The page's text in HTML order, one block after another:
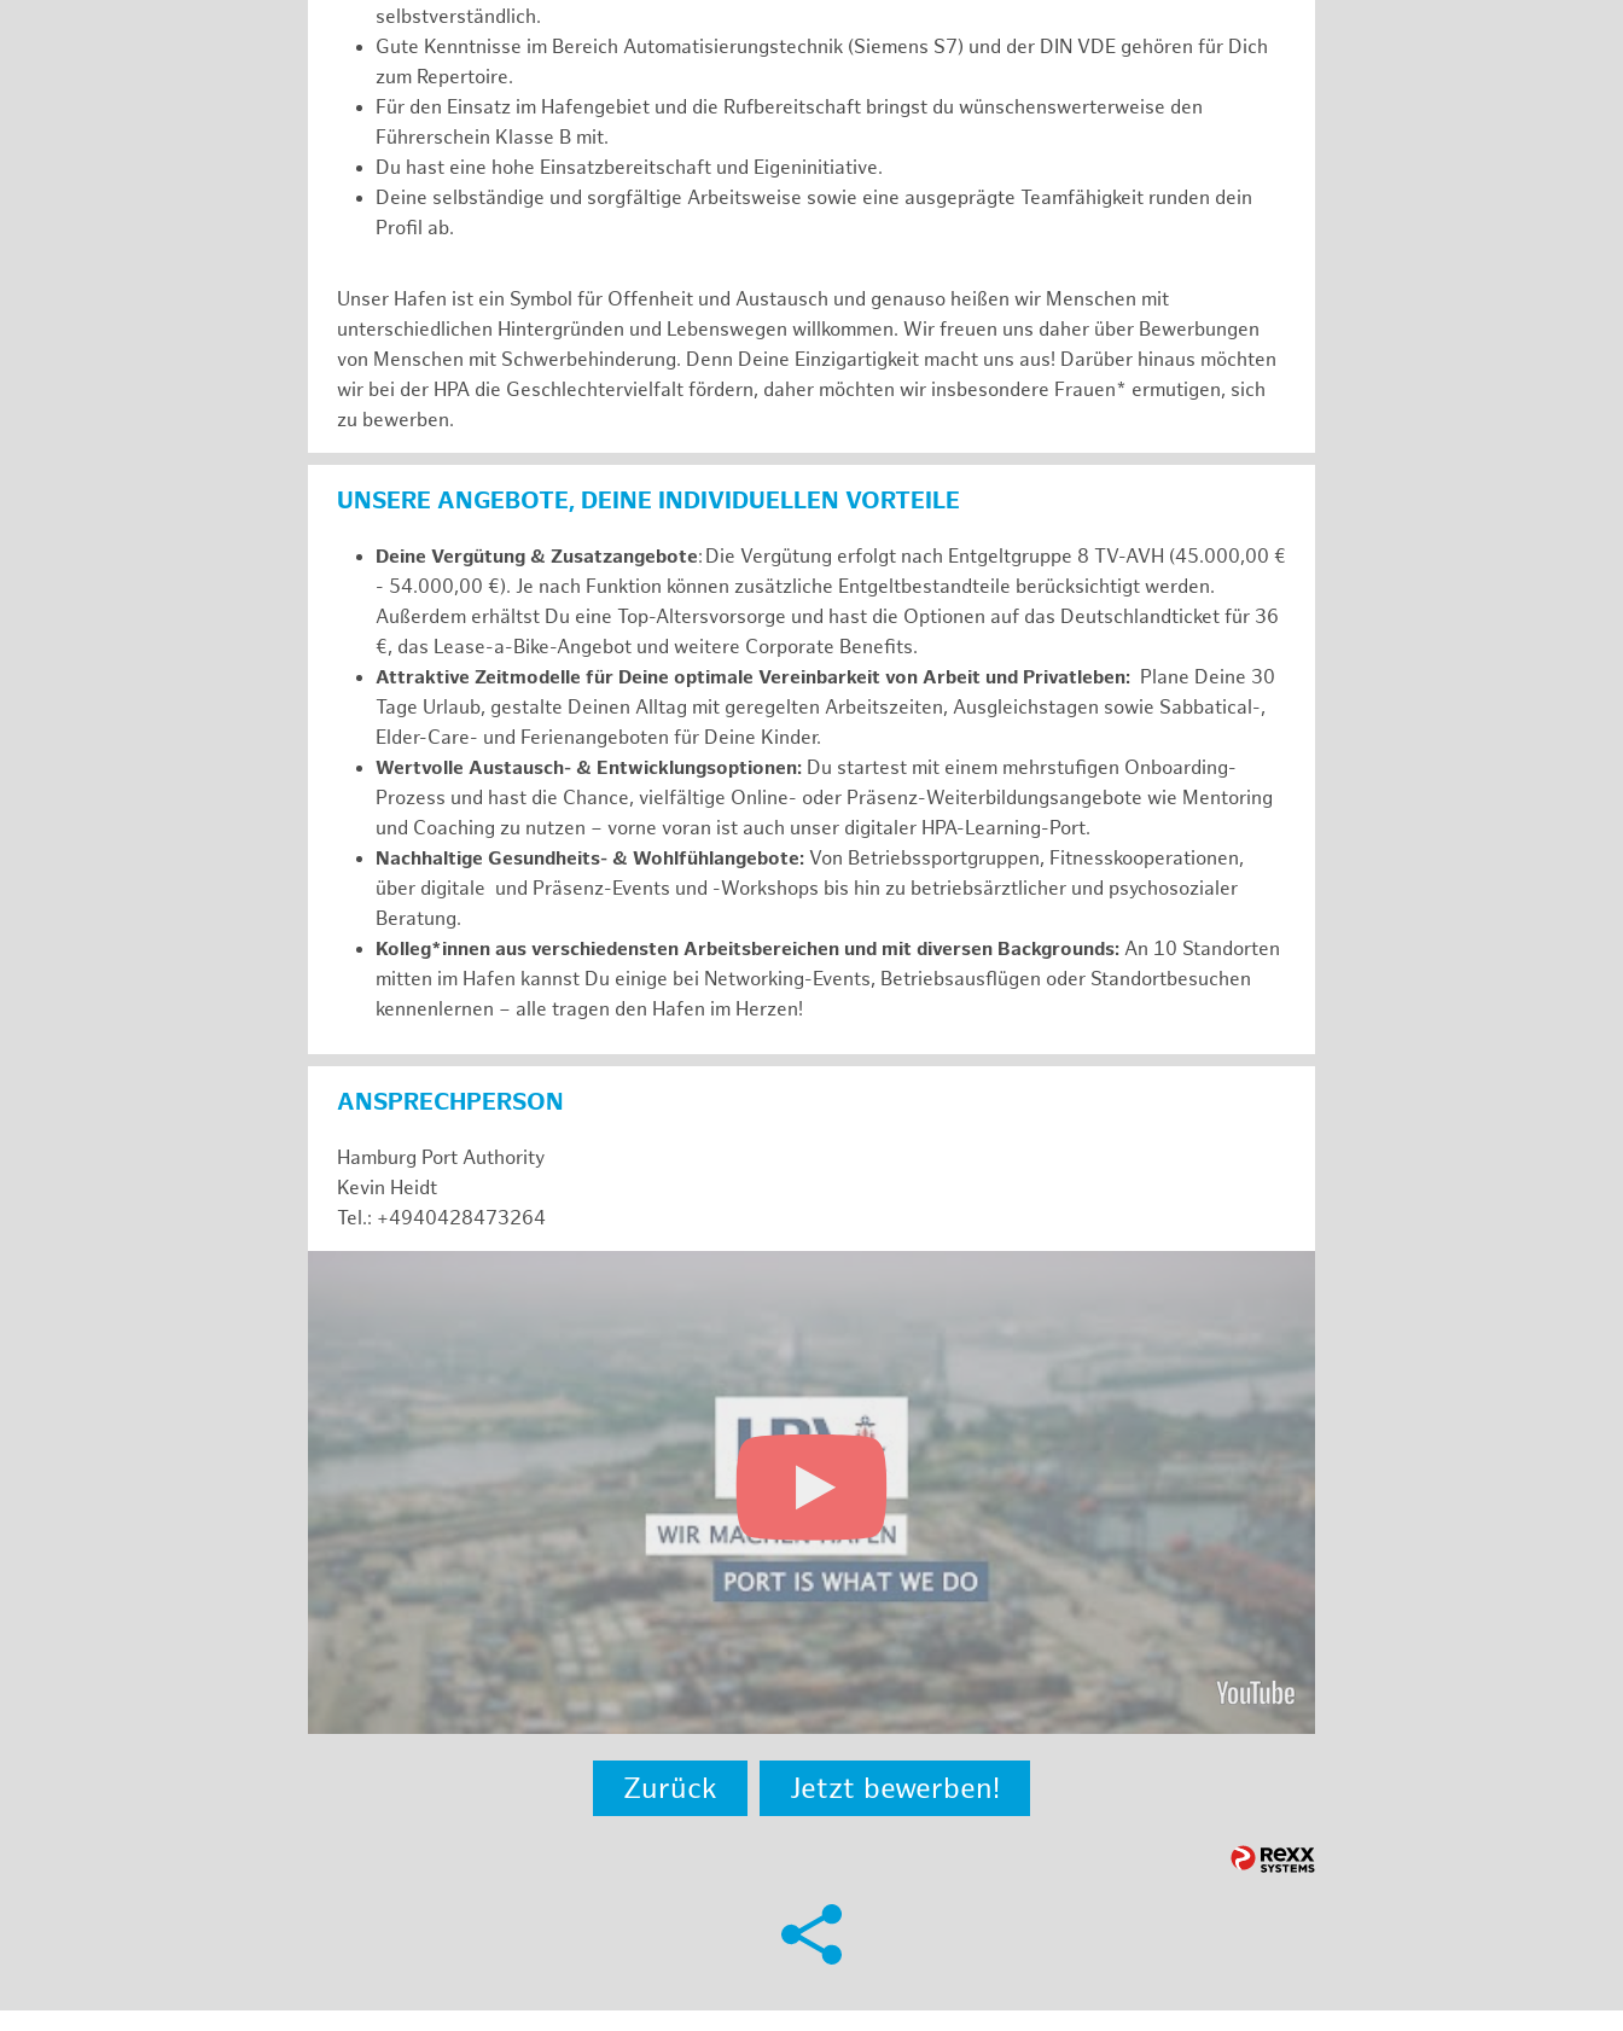
selbstverständlich.
Gute Kenntnisse im Bereich Automatisierungstechnik (Siemens S7) und der DIN VDE gehören für Dich
zum Repertoire.
Für den Einsatz im Hafengebiet und die Rufbereitschaft bringst du wünschenswerterweise den
Führerschein Klasse B mit.
Du hast eine hohe Einsatzbereitschaft und Eigeninitiative.
Deine selbständige und sorgfältige Arbeitsweise sowie eine ausgeprägte Teamfähigkeit runden dein
Profil ab.
Unser Hafen ist ein Symbol für Offenheit und Austausch und genauso heißen wir Menschen mit
unterschiedlichen Hintergründen und Lebenswegen willkommen. Wir freuen uns daher über Bewerbungen
von Menschen mit Schwerbehinderung. Denn Deine Einzigartigkeit macht uns aus! Darüber hinaus möchten
wir bei der HPA die Geschlechtervielfalt fördern, daher möchten wir insbesondere Frauen* ermutigen, sich
zu bewerben.
UNSERE ANGEBOTE, DEINE INDIVIDUELLEN VORTEILE
Deine Vergütung & Zusatzangebote: Die Vergütung erfolgt nach Entgeltgruppe 8 TV-AVH (45.000,00 €
- 54.000,00 €). Je nach Funktion können zusätzliche Entgeltbestandteile berücksichtigt werden.
Außerdem erhältst Du eine Top-Altersvorsorge und hast die Optionen auf das Deutschlandticket für 36
€, das Lease-a-Bike-Angebot und weitere Corporate Benefits.
Attraktive Zeitmodelle für Deine optimale Vereinbarkeit von Arbeit und Privatleben: Plane Deine 30
Tage Urlaub, gestalte Deinen Alltag mit geregelten Arbeitszeiten, Ausgleichstagen sowie Sabbatical-,
Elder-Care- und Ferienangeboten für Deine Kinder.
Wertvolle Austausch- & Entwicklungsoptionen: Du startest mit einem mehrstufigen Onboarding-
Prozess und hast die Chance, vielfältige Online- oder Präsenz-Weiterbildungsangebote wie Mentoring
und Coaching zu nutzen – vorne voran ist auch unser digitaler HPA-Learning-Port.
Nachhaltige Gesundheits- & Wohlfühlangebote: Von Betriebssportgruppen, Fitnesskooperationen,
über digitale und Präsenz-Events und -Workshops bis hin zu betriebsärztlicher und psychosozialer
Beratung.
Kolleg*innen aus verschiedensten Arbeitsbereichen und mit diversen Backgrounds: An 10 Standorten
mitten im Hafen kannst Du einige bei Networking-Events, Betriebsausflügen oder Standortbesuchen
kennenlernen – alle tragen den Hafen im Herzen!
ANSPRECHPERSON
Hamburg Port Authority
Kevin Heidt
Tel.: +4940428473264
Zurück Jetzt bewerben!